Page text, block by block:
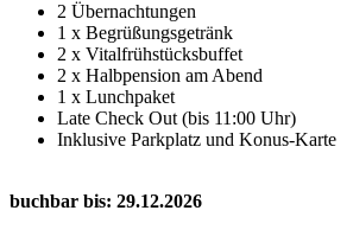
2 Übernachtungen
1 x Begrüßungsgetränk
2 x Vitalfrühstücksbuffet
2 x Halbpension am Abend
1 x Lunchpaket
Late Check Out (bis 11:00 Uhr)
Inklusive Parkplatz und Konus-Karte
buchbar bis: 29.12.2026